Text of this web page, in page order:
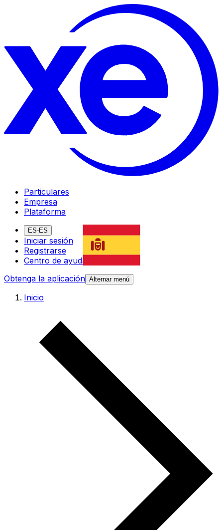
Particulares
Empresa
Plataforma
ES-ES
Iniciar sesión
Registrarse
Centro de ayuda
Obtenga la aplicación Alternar menú
Inicio